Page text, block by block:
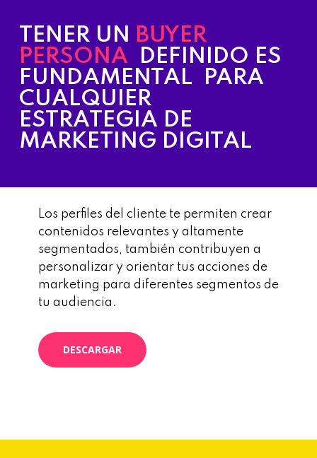
TENER UN
BUYER
PERSONA
DEFINIDO ES
FUNDAMENTAL PARA
CUALQUIER
ESTRATEGIA DE
MARKETING DIGITAL
Los perfiles del cliente te permiten crear
contenidos relevantes y altamente
segmentados, también contribuyen a
personalizar y orientar tus acciones de
marketing para diferentes segmentos de
tu audiencia.
DESCARGAR